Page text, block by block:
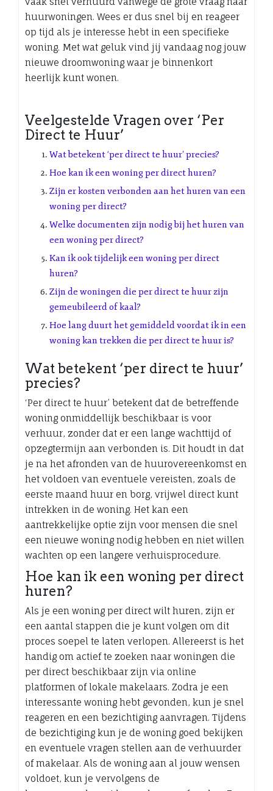
huurwoningen. Wees er dus snel bij en reageer
op tijd als je interesse hebt in een specifieke
woning. Met wat geluk vind jij vandaag nog jouw
nieuwe droomwoning waar je binnenkort
heerlijk kunt wonen.
Veelgestelde Vragen over ‘Per
Direct te Huur’
Wat betekent ‘per direct te huur’ precies?
Hoe kan ik een woning per direct huren?
Zijn er kosten verbonden aan het huren van een
woning per direct?
Welke documenten zijn nodig bij het huren van
een woning per direct?
Kan ik ook tijdelijk een woning per direct
huren?
Zijn de woningen die per direct te huur zijn
gemeubileerd of kaal?
Hoe lang duurt het gemiddeld voordat ik in een
woning kan trekken die per direct te huur is?
Wat betekent ‘per direct te huur’
precies?
‘Per direct te huur’ betekent dat de betreffende
woning onmiddellijk beschikbaar is voor
verhuur, zonder dat er een lange wachttijd of
opzegtermijn aan verbonden is. Dit houdt in dat
je na het afronden van de huurovereenkomst en
het voldoen van eventuele vereisten, zoals de
eerste maand huur en borg, vrijwel direct kunt
intrekken in de woning. Het kan een
aantrekkelijke optie zijn voor mensen die snel
een nieuwe woning nodig hebben en niet willen
wachten op een langere verhuisprocedure.
Hoe kan ik een woning per direct
huren?
Als je een woning per direct wilt huren, zijn er
een aantal stappen die je kunt volgen om dit
proces soepel te laten verlopen. Allereerst is het
handig om actief te zoeken naar woningen die
per direct beschikbaar zijn via online
platformen of lokale makelaars. Zodra je een
interessante woning hebt gevonden, kun je snel
reageren en een bezichtiging aanvragen. Tijdens
de bezichtiging kun je de woning goed bekijken
en eventuele vragen stellen aan de verhuurder
of makelaar. Als de woning aan al jouw wensen
voldoet, kun je vervolgens de